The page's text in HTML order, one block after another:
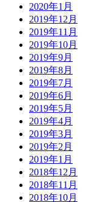
2020年1月
2019年12月
2019年11月
2019年10月
2019年9月
2019年8月
2019年7月
2019年6月
2019年5月
2019年4月
2019年3月
2019年2月
2019年1月
2018年12月
2018年11月
2018年10月